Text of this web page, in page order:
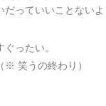
っていいことないよ
ぐったい。
笑うの終わり）